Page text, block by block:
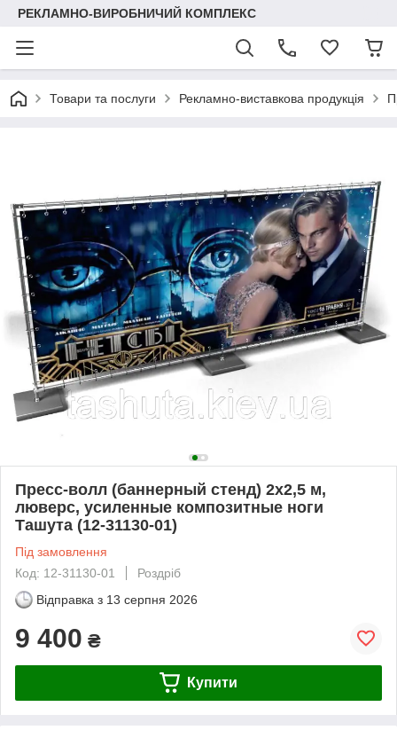
РЕКЛАМНО-ВИРОБНИЧИЙ КОМПЛЕКС
Товари та послуги Рекламно-виставкова продукція
Пресс-волл (баннерный стенд) 2х2,5 м,
люверс, усиленные композитные ноги
Ташута (12-31130-01)
Під замовлення
Код: 12-31130-01
Роздріб
Відправка з 13 серпня 2026
9 400 ₴
Купити